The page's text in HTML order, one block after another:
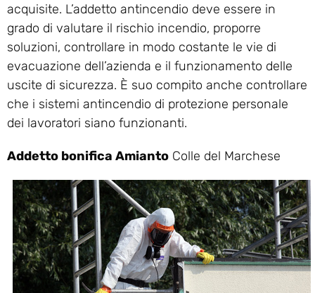
acquisite. L’addetto antincendio deve essere in
grado di valutare il rischio incendio, proporre
soluzioni, controllare in modo costante le vie di
evacuazione dell’azienda e il funzionamento delle
uscite di sicurezza. È suo compito anche controllare
che i sistemi antincendio di protezione personale
dei lavoratori siano funzionanti.
Addetto bonifica Amianto Colle del Marchese